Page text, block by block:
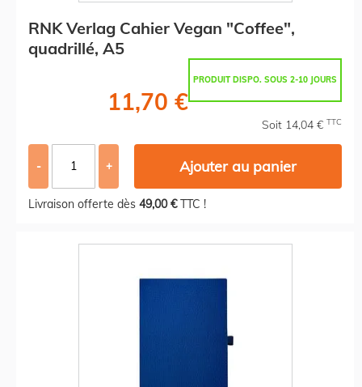
RNK Verlag Cahier Vegan "Coffee",
quadrillé, A5
PRODUIT DISPO. SOUS 2-10 JOURS
11,70 €
Soit 14,04 € TTC
- + Ajouter au panier
Livraison offerte dès 49,00 €TTC !